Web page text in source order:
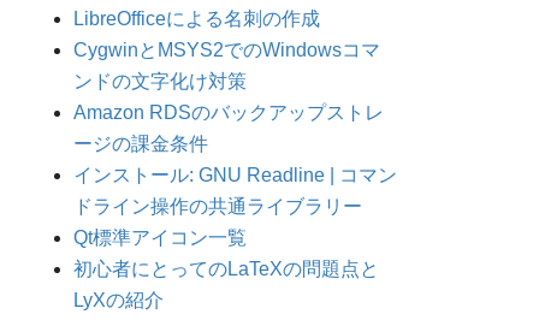
LibreOfficeによる名刺の作成
CygwinとMSYS2でのWindowsコマ
ンドの文字化け対策
Amazon RDSのバックアップストレ
ージの課金条件
インストール: GNU Readline | コマン
ドライン操作の共通ライブラリー
Qt標準アイコン一覧
初心者にとってのLaTeXの問題点と
LyXの紹介